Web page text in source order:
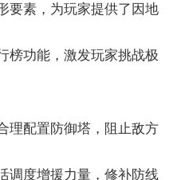
要素，为玩家提供了因地
榜功能，激发玩家挑战极
理配置防御塔，阻止敌方
调度增援力量，修补防线